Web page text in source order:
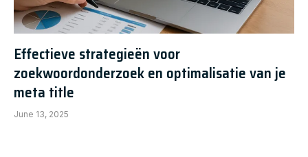
Effectieve strategieën voor
zoekwoordonderzoek en optimalisatie van je
meta title
June 13, 2025